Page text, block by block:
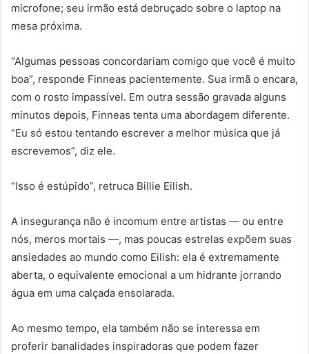
microfone; seu irmão está debruçado sobre o laptop na
mesa próxima.
“Algumas pessoas concordariam comigo que você é muito
boa”, responde Finneas pacientemente. Sua irmã o encara,
com o rosto impassível. Em outra sessão gravada alguns
minutos depois, Finneas tenta uma abordagem diferente.
“Eu só estou tentando escrever a melhor música que já
escrevemos”, diz ele.
“Isso é estúpido”, retruca Billie Eilish.
A insegurança não é incomum entre artistas — ou entre
nós, meros mortais —, mas poucas estrelas expõem suas
ansiedades ao mundo como Eilish: ela é extremamente
aberta, o equivalente emocional a um hidrante jorrando
água em uma calçada ensolarada.
Ao mesmo tempo, ela também não se interessa em
proferir banalidades inspiradoras que podem fazer